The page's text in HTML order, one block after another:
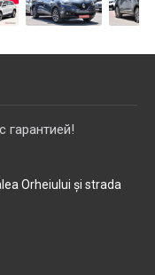
гарантией!
Orheiului și strada